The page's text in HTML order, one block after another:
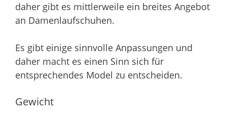
daher gibt es mittlerweile ein breites Angebot
an Damenlaufschuhen.
Es gibt einige sinnvolle Anpassungen und
daher macht es einen Sinn sich für
entsprechendes Model zu entscheiden.
Gewicht